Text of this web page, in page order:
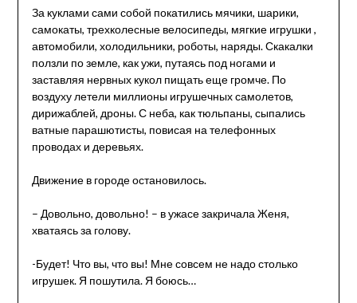
За куклами сами собой покатились мячики, шарики,
самокаты, трехколесные велосипеды, мягкие игрушки ,
автомобили, холодильники, роботы, наряды. Скакалки
ползли по земле, как ужи, путаясь под ногами и
заставляя нервных кукол пищать еще громче. По
воздуху летели миллионы игрушечных самолетов,
дирижаблей, дроны. С неба, как тюльпаны, сыпались
ватные парашютисты, повисая на телефонных
проводах и деревьях.
Движение в городе остановилось.
– Довольно, довольно! – в ужасе закричала Женя,
хватаясь за голову.
-Будет! Что вы, что вы! Мне совсем не надо столько
игрушек. Я пошутила. Я боюсь…